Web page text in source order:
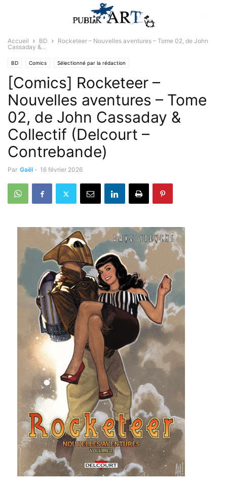
Accueil BD
Rocketeer – Nouvelles aventures – Tome 02, de John
Cassaday &...
BD Comics Sélectionné par la rédaction
[Comics] Rocketeer –
Nouvelles aventures – Tome
02, de John Cassaday &
Collectif (Delcourt –
Contrebande)
Par Gaël - 16 février 2026